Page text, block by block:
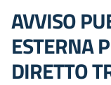
AVVISO
ESTERNA
DIRETTO